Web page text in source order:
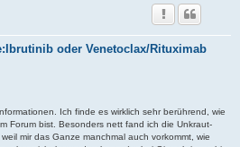
oder Venetoclax/Rituximab
Ich finde es wirklich sehr berührend, wie
Forum bist. Besonders nett fand ich die Unkraut-
mir das Ganze manchmal auch vorkommt, wie